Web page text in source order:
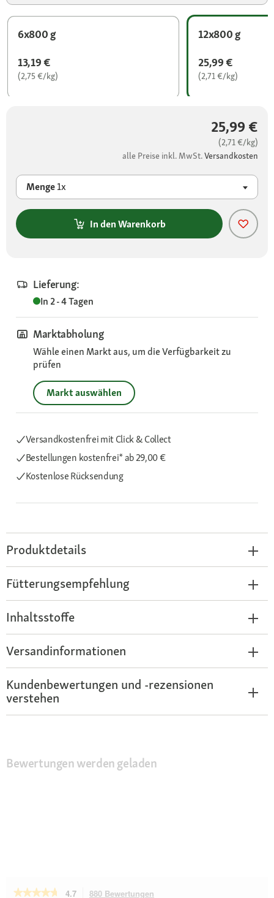
6x800 g
13,19 €
(2,75 €/kg)
12x800 g
25,99 €
(2,71 €/kg)
25,99 €
(2,71 €/kg)
alle Preise inkl. MwSt.Versandkosten
Menge1x
In den Warenkorb
Lieferung:
In 2 - 4 Tagen
Marktabholung
Wähle einen Markt aus, um die Verfügbarkeit zu
prüfen
Markt auswählen
Versandkostenfrei mit Click & Collect
Bestellungen kostenfrei*ab 29,00 €
Kostenlose Rücksendung
Produktdetails
Fütterungsempfehlung
Inhaltsstoffe
Versandinformationen
Kundenbewertungen und -rezensionen
verstehen
Bewertungen werden geladen
★★★★★
★★★★★ 4.7 880 Bewertungen